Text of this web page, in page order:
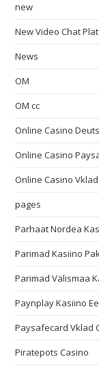
new
New Video Chat
News
OM
OM cc
Online Casino
Online Casino
Online Casino
pages
Parhaat Nordea
Parimad Kasiino
Parimad Välismaa
Paynplay Kasiino
Paysafecard Vklad
Piratepots Casino